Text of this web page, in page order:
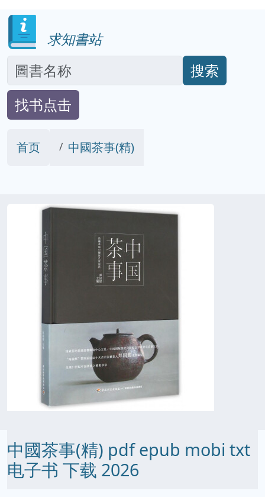
求知書站
搜索
找书点击
首页 中國茶事(精)
中國茶事(精) pdf epub mobi txt
电子书 下载 2026